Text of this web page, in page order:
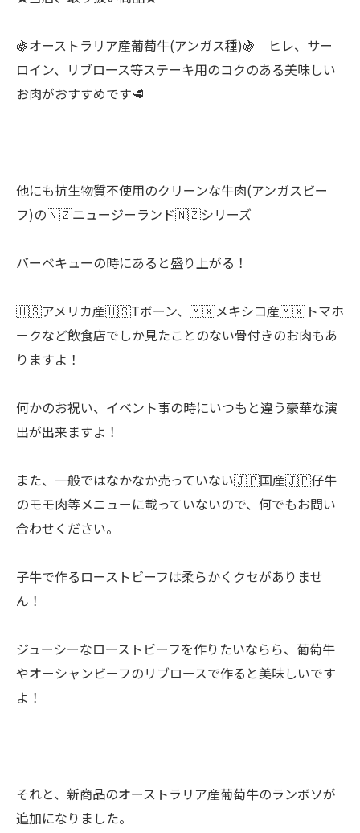
🍇オーストラリア産葡萄牛(アンガス種)🍇 ヒレ、サー
ロイン、リブロース等ステーキ用のコクのある美味しい
お肉がおすすめです🥩
他にも抗生物質不使用のクリーンな牛肉(アンガスビー
フ)の🇳🇿ニュージーランド🇳🇿シリーズ
バーベキューの時にあると盛り上がる！
🇺🇸アメリカ産🇺🇸Tボーン、🇲🇽メキシコ産🇲🇽トマホ
ークなど飲食店でしか見たことのない骨付きのお肉もあ
りますよ！
何かのお祝い、イベント事の時にいつもと違う豪華な演
出が出来ますよ！
また、一般ではなかなか売っていない🇯🇵国産🇯🇵仔牛
のモモ肉等メニューに載っていないので、何でもお問い
合わせください。
子牛で作るローストビーフは柔らかくクセがありませ
ん！
ジューシーなローストビーフを作りたいならら、葡萄牛
やオーシャンビーフのリブロースで作ると美味しいです
よ！
それと、新商品のオーストラリア産葡萄牛のランボソが
追加になりました。